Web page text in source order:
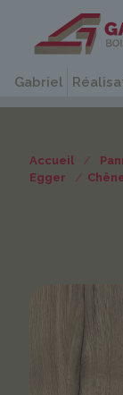
Gabriel
Accueil /
Egger
/